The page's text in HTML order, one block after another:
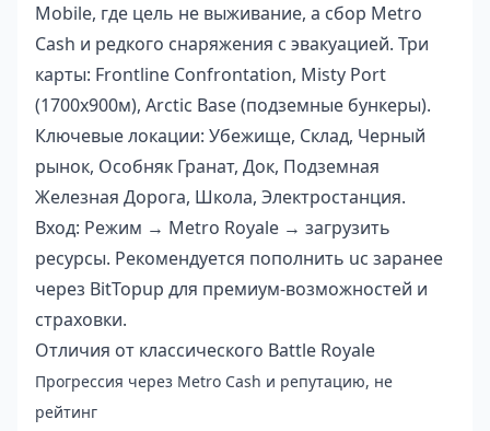
Mobile, где цель не выживание, а сбор Metro
Cash и редкого снаряжения с эвакуацией. Три
карты: Frontline Confrontation, Misty Port
(1700x900м), Arctic Base (подземные бункеры).
Ключевые локации: Убежище, Склад, Черный
рынок, Особняк Гранат, Док, Подземная
Железная Дорога, Школа, Электростанция.
Вход: Режим → Metro Royale → загрузить
ресурсы. Рекомендуется пополнить uc заранее
через BitTopup для премиум-возможностей и
страховки.
Отличия от классического Battle Royale
Прогрессия через Metro Cash и репутацию, не
рейтинг